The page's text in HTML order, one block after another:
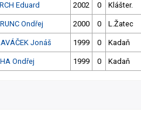
Eduard 2002 0 Klášter.
Ondřej 2000 0 L.Žatec
Jonáš 1999 0 Kadaň
Ondřej 1999 0 Kadaň